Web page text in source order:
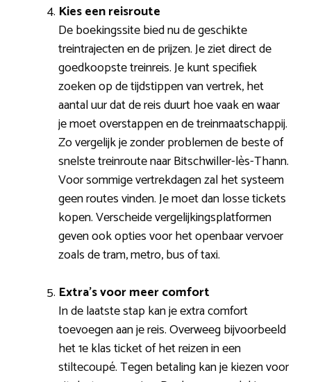
Kies een reisroute
De boekingssite bied nu de geschikte
treintrajecten en de prijzen. Je ziet direct de
goedkoopste treinreis. Je kunt specifiek
zoeken op de tijdstippen van vertrek, het
aantal uur dat de reis duurt hoe vaak en waar
je moet overstappen en de treinmaatschappij.
Zo vergelijk je zonder problemen de beste of
snelste treinroute naar Bitschwiller-lès-Thann.
Voor sommige vertrekdagen zal het systeem
geen routes vinden. Je moet dan losse tickets
kopen. Verscheide vergelijkingsplatformen
geven ook opties voor het openbaar vervoer
zoals de tram, metro, bus of taxi.
Extra’s voor meer comfort
In de laatste stap kan je extra comfort
toevoegen aan je reis. Overweeg bijvoorbeeld
het 1e klas ticket of het reizen in een
stiltecoupé. Tegen betaling kan je kiezen voor